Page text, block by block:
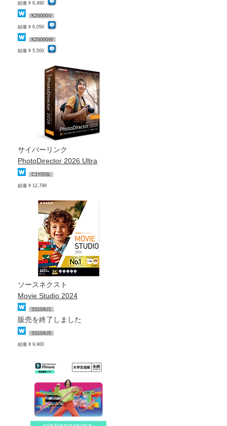
組価 ¥ 6,490
K2S00GV
組価 ¥ 6,050
K2S00GW
組価 ¥ 5,500
サイバーリンク
PhotoDirector 2026 Ultra
C1Y053L
組価 ¥ 12,799
ソースネクスト
Movie Studio 2024
SS104U1
販売を終了しました
SS104U0
組価 ¥ 9,900